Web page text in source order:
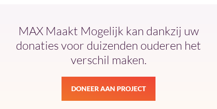
MAX Maakt Mogelijk kan dankzij uw
donaties voor duizenden ouderen het
verschil maken.
DONEER AAN PROJECT